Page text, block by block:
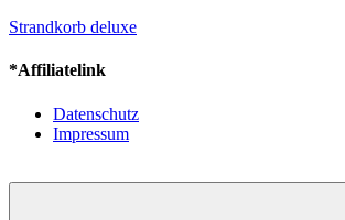
Zum
springen
Strandkorb deluxe
Der
nach
*Affiliatelink
Datenschutz
Impressum